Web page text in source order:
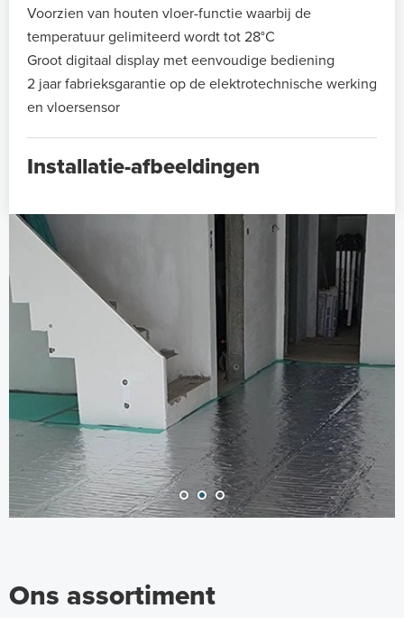
Voorzien van houten vloer-functie waarbij de
temperatuur gelimiteerd wordt tot 28°C
Groot digitaal display met eenvoudige bediening
2 jaar fabrieksgarantie op de elektrotechnische werking
en vloersensor
Installatie-afbeeldingen
Ons assortiment